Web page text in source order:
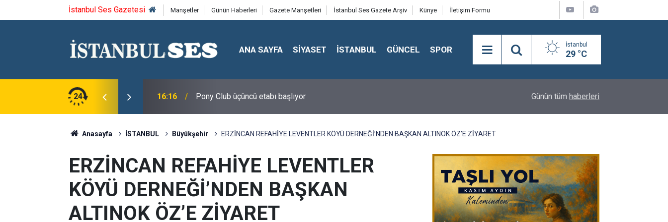
İstanbul Ses Gazetesi Manşetler Günün Haberleri Gazete Manşetleri İstanbul Ses Gazete Arşiv Künye İletişim Formu
ANA SAYFA SİYASET İSTANBUL GÜNCEL SPOR İstanbul
29 °C
24
Yine Eşitsizlik Oldu" 16:16 Pony Club üçüncü etabı başlıyor Adnan Demirci ve Nevaf Bilek, Hakkari İl
Günün tüm haberleri
Anasayfa İSTANBUL Büyükşehir ERZİNCAN REFAHİYE LEVENTLER KÖYÜ DERNEĞİ’NDEN BAŞKAN ALTINOK ÖZ’E ZİYARET
ERZİNCAN REFAHİYE LEVENTLER
KÖYÜ DERNEĞİ’NDEN BAŞKAN
ALTINOK ÖZ’E ZİYARET